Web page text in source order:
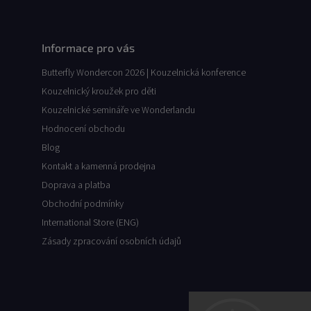
Informace pro vás
Butterfly Wondercon 2026 | Kouzelnická konference
Kouzelnický kroužek pro děti
Kouzelnické semináře ve Wonderlandu
Hodnocení obchodu
Blog
Kontakt a kamenná prodejna
Doprava a platba
Obchodní podmínky
International Store (ENG)
Zásady zpracování osobních údajů